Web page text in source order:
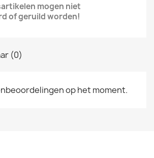
mogen niet
of geruild worden!
(0)
op het moment.